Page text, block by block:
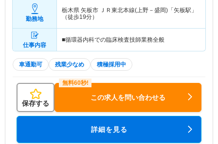
勤務地
栃木県 矢板市 ＪＲ東北本線(上野－盛岡)「矢板駅」
（徒歩19分）
仕事内容
■循環器内科での臨床検査技師業務全般
車通勤可 残業少なめ 積極採用中
保存する
この求人を問い合わせる
詳細を見る